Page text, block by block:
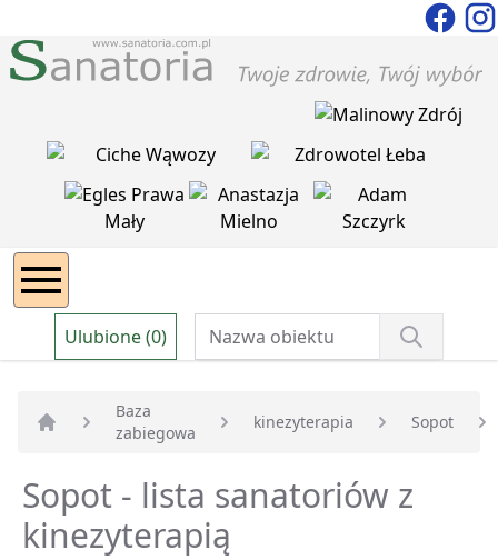
Ulubione (0)
Strona główna
Baza
zabiegowa
kinezyterapia Sopot
Sopot - lista sanatoriów z
kinezyterapią